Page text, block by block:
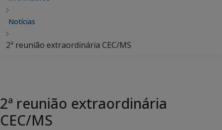
Notícias
2ª reunião extraordinária CEC/MS
2ª reunião extraordinária
CEC/MS